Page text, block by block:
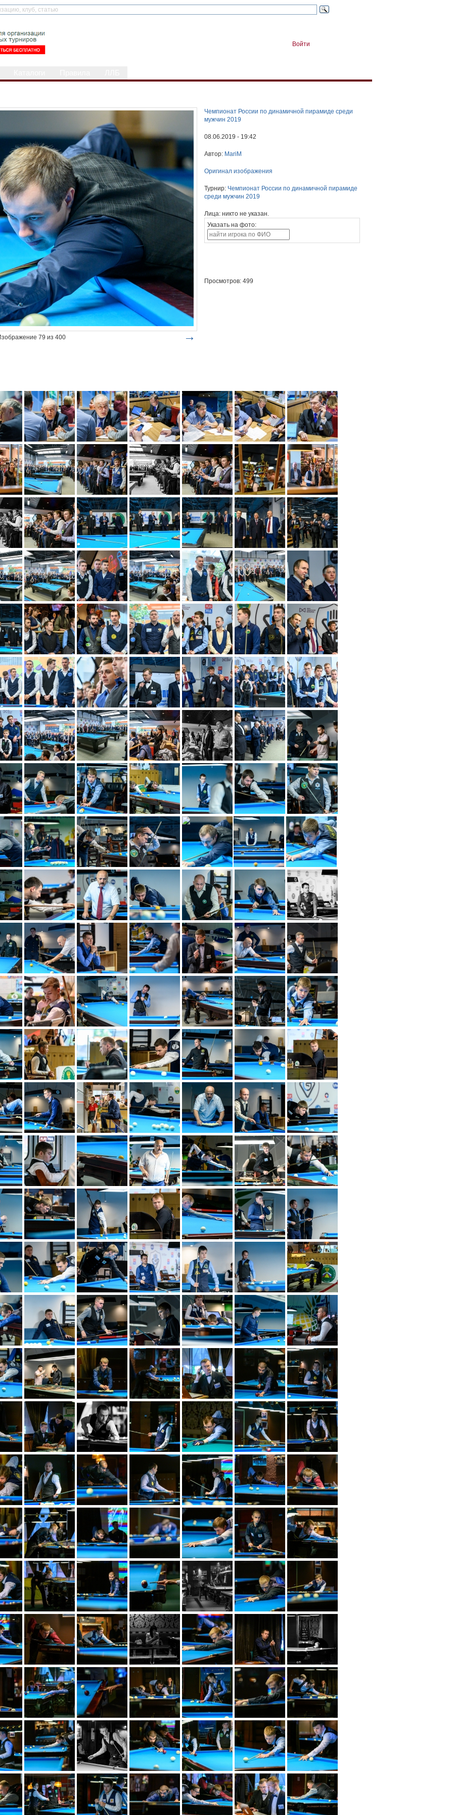
Войти
79 из 400 →
Чемпионат России по динамичной пирамиде среди
мужчин 2019
08.06.2019 - 19:42
Автор: MariM
Оригинал изображения
Турнир: Чемпионат России по динамичной пирамиде
среди мужчин 2019
Лица: никто не указан.
Указать на фото:
Просмотров: 499